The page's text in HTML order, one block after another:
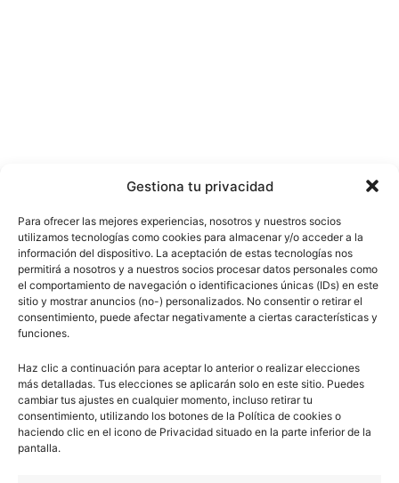
Gestiona tu privacidad
Para ofrecer las mejores experiencias, nosotros y nuestros socios
utilizamos tecnologías como cookies para almacenar y/o acceder a la
información del dispositivo. La aceptación de estas tecnologías nos
permitirá a nosotros y a nuestros socios procesar datos personales como
el comportamiento de navegación o identificaciones únicas (IDs) en este
sitio y mostrar anuncios (no-) personalizados. No consentir o retirar el
consentimiento, puede afectar negativamente a ciertas características y
funciones.
Haz clic a continuación para aceptar lo anterior o realizar elecciones
más detalladas. Tus elecciones se aplicarán solo en este sitio. Puedes
cambiar tus ajustes en cualquier momento, incluso retirar tu
consentimiento, utilizando los botones de la Política de cookies o
haciendo clic en el icono de Privacidad situado en la parte inferior de la
pantalla.